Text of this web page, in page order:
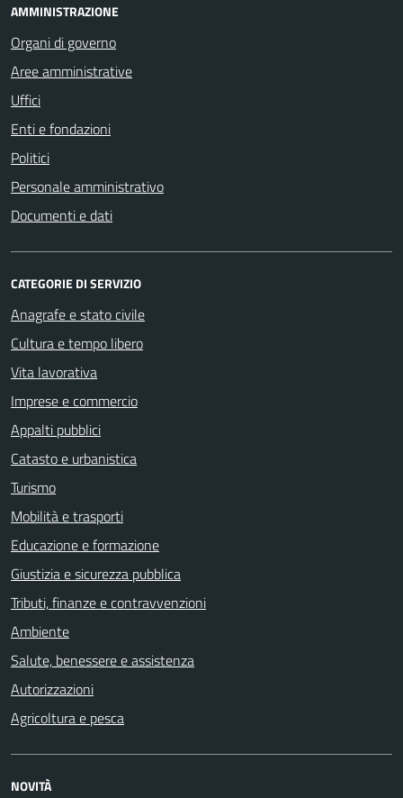
AMMINISTRAZIONE
Organi di governo
Aree amministrative
Uffici
Enti e fondazioni
Politici
Personale amministrativo
Documenti e dati
CATEGORIE DI SERVIZIO
Anagrafe e stato civile
Cultura e tempo libero
Vita lavorativa
Imprese e commercio
Appalti pubblici
Catasto e urbanistica
Turismo
Mobilità e trasporti
Educazione e formazione
Giustizia e sicurezza pubblica
Tributi, finanze e contravvenzioni
Ambiente
Salute, benessere e assistenza
Autorizzazioni
Agricoltura e pesca
NOVITÀ